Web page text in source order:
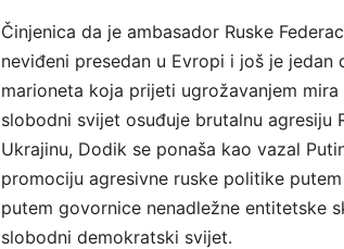
Činjenica da je ambasador Ruske
neviđeni presedan u Evropi i još je
marioneta koja prijeti ugrožavanjem
slobodni svijet osuđuje brutalnu agresiju
Ukrajinu, Dodik se ponaša kao vazal
promociju agresivne ruske politike
putem govornice nenadležne entitetske
slobodni demokratski svijet.